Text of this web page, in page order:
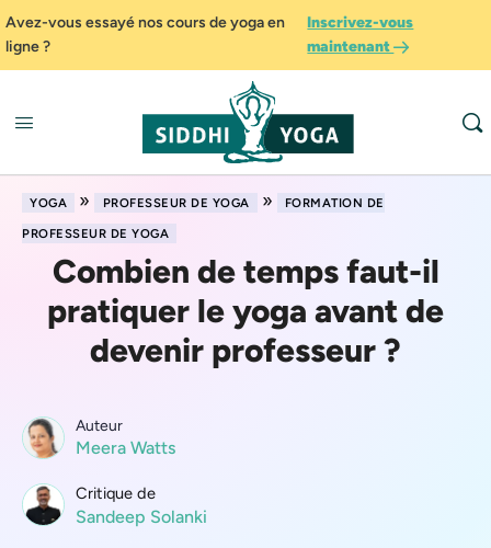
Avez-vous essayé nos cours de yoga en
ligne ?
Inscrivez-vous
maintenant
YOGA » PROFESSEUR DE YOGA »
FORMATION DE
PROFESSEUR DE YOGA
Combien de temps faut-il
pratiquer le yoga avant de
devenir professeur ?
Auteur
Meera Watts
Critique de
Sandeep Solanki